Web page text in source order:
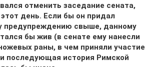
отменить заседание сената,
день. Если бы он придал
предупреждению свыше, данному
бы жив (в сенате ему нанесли
раны, в чем приняли участие
последующая история Римской